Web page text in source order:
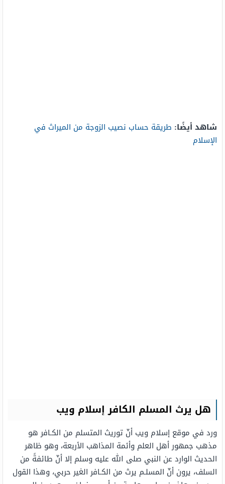
شاهد أيضًا: طريقة حساب نصيب الزوجة من الميراث في
الإسلام
هل يرث المسلم الكافر إسلام ويب
ورد في موقع إسلام ويب أنّ توريث المتسلم من الكـافر هو
مذهب جمهور أهل العلم وأئمة المذاهب الأربعة، وهو ظاهر
الحديث الوارد عن النبي صلى الله عليه وسلم إلا أنّ طائفةً من
السلف، يرون أنّ المسلـم يرث من الكـافر الغير حربي، وهذا القول